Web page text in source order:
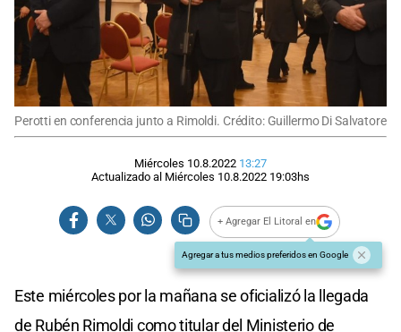
Perotti en conferencia junto a Rimoldi. Crédito: Guillermo Di Salvatore
Miércoles 10.8.2022 13:27
Actualizado al Miércoles 10.8.2022 19:03hs
+ Agregar El Litoral en
Agregar a tus medios preferidos en Google
Este miércoles por la mañana se oficializó la llegada
de Rubén Rimoldi como titular del Ministerio de